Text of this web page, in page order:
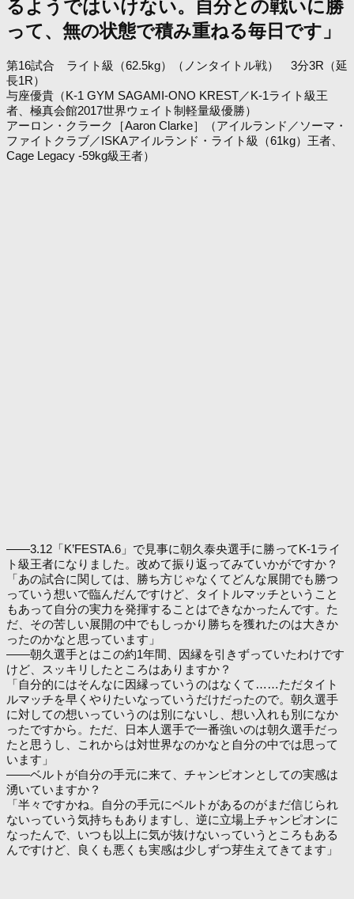
るようではいけない。自分との戦いに勝
って、無の状態で積み重ねる毎日です」
第16試合 ライト級（62.5kg）（ノンタイトル戦） 3分3R（延
長1R）
与座優貴（K-1 GYM SAGAMI-ONO KREST／K-1ライト級王
者、極真会館2017世界ウェイト制軽量級優勝）
アーロン・クラーク［Aaron Clarke］（アイルランド／ソーマ・
ファイトクラブ／ISKAアイルランド・ライト級（61kg）王者、
Cage Legacy -59kg級王者）
――3.12「K’FESTA.6」で見事に朝久泰央選手に勝ってK-1ライ
ト級王者になりました。改めて振り返ってみていかがですか？
「あの試合に関しては、勝ち方じゃなくてどんな展開でも勝つ
っていう想いで臨んだんですけど、タイトルマッチということ
もあって自分の実力を発揮することはできなかったんです。た
だ、その苦しい展開の中でもしっかり勝ちを獲れたのは大きか
ったのかなと思っています」
――朝久選手とはこの約1年間、因縁を引きずっていたわけです
けど、スッキリしたところはありますか？
「自分的にはそんなに因縁っていうのはなくて……ただタイト
ルマッチを早くやりたいなっていうだけだったので。朝久選手
に対しての想いっていうのは別にないし、想い入れも別になか
ったですから。ただ、日本人選手で一番強いのは朝久選手だっ
たと思うし、これからは対世界なのかなと自分の中では思って
います」
――ベルトが自分の手元に来て、チャンピオンとしての実感は
湧いていますか？
「半々ですかね。自分の手元にベルトがあるのがまだ信じられ
ないっていう気持ちもありますし、逆に立場上チャンピオンに
なったんで、いつも以上に気が抜けないっていうところもある
んですけど、良くも悪くも実感は少しずつ芽生えてきてます」